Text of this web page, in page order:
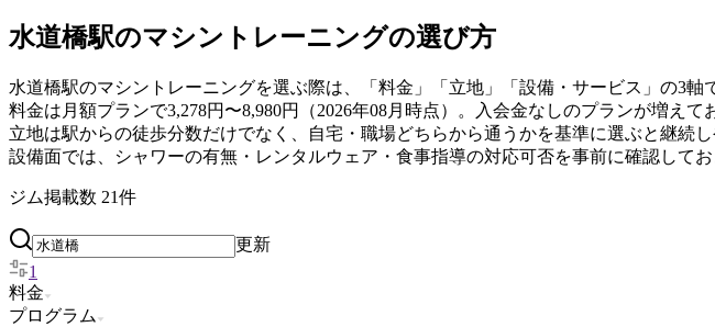
水道橋駅のマシントレーニングの選び方
水道橋駅のマシントレーニングを選ぶ際は、「料金」「立地」「設備・サービス」の3軸
料金は月額プランで3,278円〜8,980円（2026年08月時点）。入会金なしのプランが増えて
立地は駅からの徒歩分数だけでなく、自宅・職場どちらから通うかを基準に選ぶと継続し
設備面では、シャワーの有無・レンタルウェア・食事指導の対応可否を事前に確認してお
ジム掲載数 21件
更新
1
料金
プログラム